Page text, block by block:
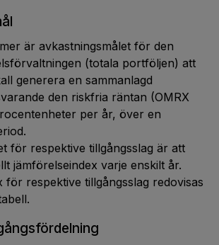
är avkastningsmålet för den
(totala portföljen) att
generera en sammanlagd
den riskfria räntan (OMRX
per år, över en
för respektive tillgångsslag är att
jämförelseindex varje enskilt år.
för respektive tillgångsslag redovisas